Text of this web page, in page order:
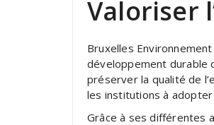
Valoriser
Bruxelles
développement durable
préserver la qualité de
les institutions à
Grâce à ses différentes